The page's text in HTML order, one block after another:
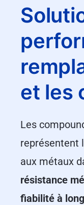
et les
Les
représentent
aux métaux
résistance
fiabilité à